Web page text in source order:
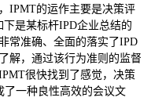
IPMT的运作主要是决策评
下是某标杆IPD企业总结的
常准确、全面的落实了IPD
解，通过该行为准则的监督
很快找到了感觉，决策
了一种良性高效的会议文